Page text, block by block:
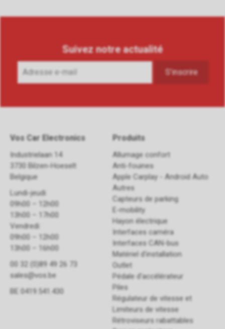
Suivez notre actualité
Vos Car Electronics
Industrielaan 14
3730 Bilzen-Hoeselt
Belgique
Lundi-jeudi:
09h00 – 12h00
13h00 – 17h00
Vendredi:
09h00 – 12h00
13h00 – 16h00
00 32 (0)89 49 26 73
sales@vos.be
BE 0419.541.430
Produits
Allumage confort
Anti-fouines
Apple Carplay - Android Auto
Autres
Capteurs de parking
E-mobility
Hayon électrique
Interfaces caméra
Interfaces CAN-bus
Matériel d'installation
Outlet
Pédale d'accélérateur
Piles
Régulateur de vitesse et
Limiteurs de vitesse
Rétroviseurs rabattables